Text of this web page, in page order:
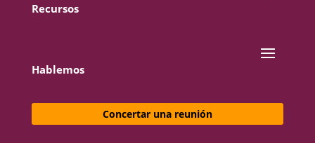
Recursos
Hablemos
Concertar una reunión